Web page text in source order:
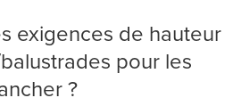
exigences de hauteur
pour les
?